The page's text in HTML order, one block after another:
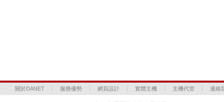
關於DANET 服務優勢 網頁設計 實體主機 主機代管 連絡